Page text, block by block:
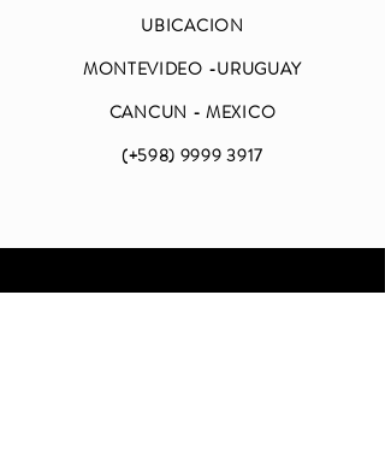
UBICACION
MONTEVIDEO -URUGUAY
CANCUN - MEXICO
(+598) 9999 3917